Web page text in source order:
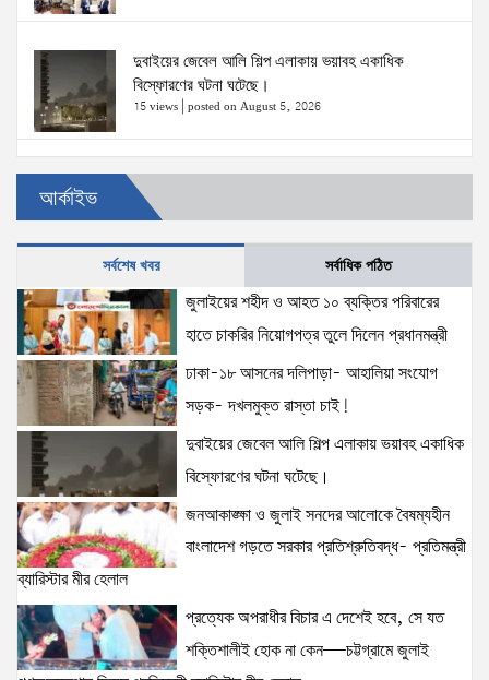
দুবাইয়ের জেবেল আলি শিল্প এলাকায় ভয়াবহ একাধিক
বিস্ফোরণের ঘটনা ঘটেছে।
15 views posted on August 5, 2026
ঢাকা-১৮ আসনের দলিপাড়া- আহালিয়া সংযোগ সড়ক-
দখলমুক্ত রাস্তা চাই!
15 views|posted on August 6, 2026
জুলাইয়ের শহীদ ও আহত ১০ ব্যক্তির পরিবারের হাতে চাকরির
নিয়োগপত্র তুলে দিলেন প্রধানমন্ত্রী
14 views |posted on August 8, 2026
আইনশৃঙ্খলা পরিস্থিতি সম্পূর্ণ নিয়ন্ত্রণে রয়েছে: স্বরাষ্ট্রমন্ত্রী
12 views |posted on August 3, 2026
অহেতুক প্রকল্প নয়, পাহাড়িদের জীবনমান উন্নয়নে
বাস্তবভিত্তিক কার্যকর উদ্যোগ নেয়ার আহ্বান পার্বত্য
8 views|
আমরা মালিক নই, দেশের ১৮ কোটি জনগণের সেবক: ভূমি
আর্কাইভ
সর্বশেষ খবর সর্বাধিক পঠিত
জুলাইয়ের শহীদ ও আহত ১০ ব্যক্তির পরিবারের
হাতে চাকরির নিয়োগপত্র তুলে দিলেন প্রধানমন্ত্রী
ঢাকা-১৮ আসনের দলিপাড়া- আহালিয়া সংযোগ
সড়ক- দখলমুক্ত রাস্তা চাই!
দুবাইয়ের জেবেল আলি শিল্প এলাকায় ভয়াবহ একাধিক
বিস্ফোরণের ঘটনা ঘটেছে।
জনআকাঙ্ক্ষা ও জুলাই সনদের আলোকে বৈষম্যহীন
বাংলাদেশ গড়তে সরকার প্রতিশ্রুতিবদ্ধ- প্রতিমন্ত্রী
ব্যারিস্টার মীর হেলাল
প্রত্যেক অপরাধীর বিচার এ দেশেই হবে, সে যত
শক্তিশালীই হোক না কেন—চট্টগ্রামে জুলাই